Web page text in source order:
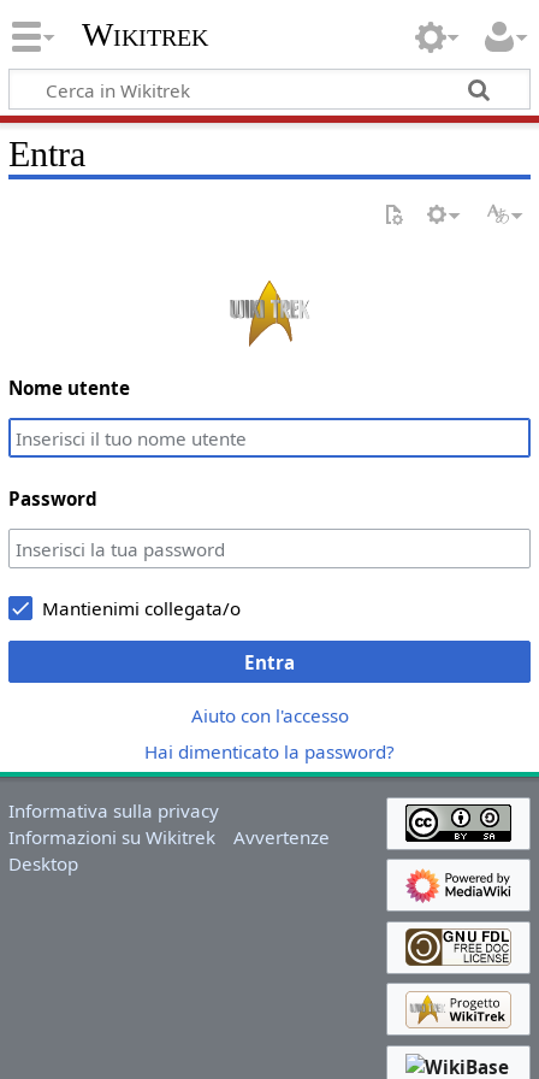
Wikitrek
Entra
Nome utente
Password
Mantienimi collegata/o
Entra
Aiuto con l'accesso
Hai dimenticato la password?
Informativa sulla privacy
Informazioni su Wikitrek
Avvertenze
Desktop